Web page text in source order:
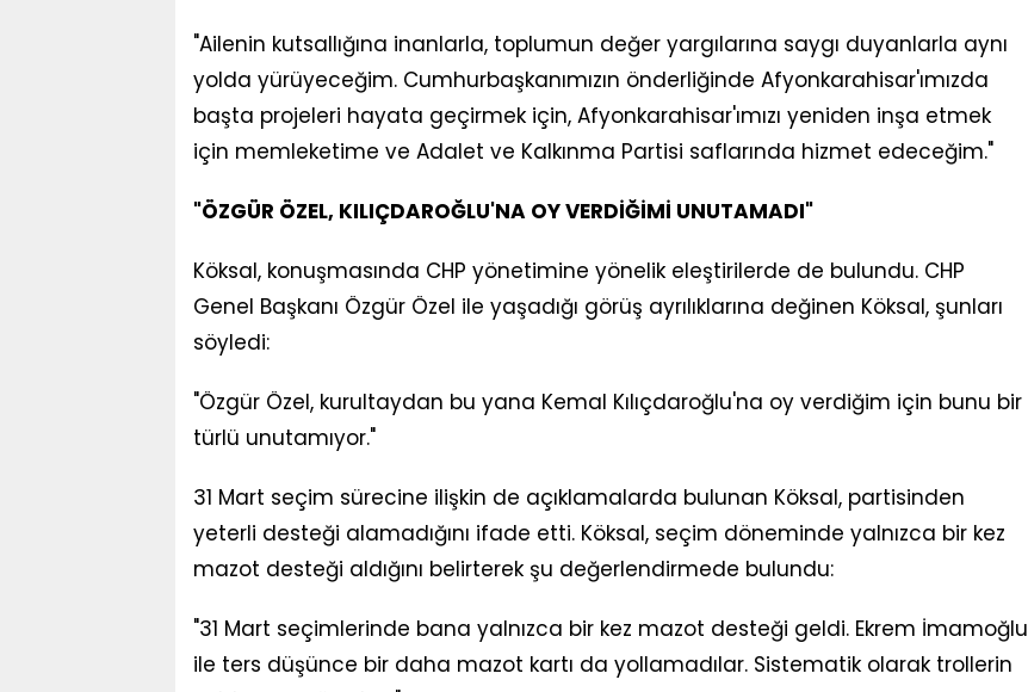
"Ailenin kutsallığına inanlarla, toplumun değer yargılarına saygı duyanlarla aynı
yolda yürüyeceğim. Cumhurbaşkanımızın önderliğinde Afyonkarahisar'ımızda
başta projeleri hayata geçirmek için, Afyonkarahisar'ımızı yeniden inşa etmek
için memleketime ve Adalet ve Kalkınma Partisi saflarında hizmet edeceğim."
"ÖZGÜR ÖZEL, KILIÇDAROĞLU'NA OY VERDİĞİMİ UNUTAMADI"
Köksal, konuşmasında CHP yönetimine yönelik eleştirilerde de bulundu. CHP
Genel Başkanı Özgür Özel ile yaşadığı görüş ayrılıklarına değinen Köksal, şunları
söyledi:
"Özgür Özel, kurultaydan bu yana Kemal Kılıçdaroğlu'na oy verdiğim için bunu bir
türlü unutamıyor."
31 Mart seçim sürecine ilişkin de açıklamalarda bulunan Köksal, partisinden
yeterli desteği alamadığını ifade etti. Köksal, seçim döneminde yalnızca bir kez
mazot desteği aldığını belirterek şu değerlendirmede bulundu:
"31 Mart seçimlerinde bana yalnızca bir kez mazot desteği geldi. Ekrem İmamoğlu
ile ters düşünce bir daha mazot kartı da yollamadılar. Sistematik olarak trollerin